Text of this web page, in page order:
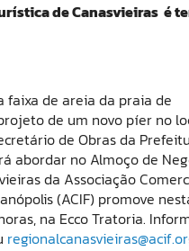
de Canasvieiras é
faixa de areia da praia de
de um novo píer no
de Obras da
abordar no Almoço de
da Associação
(ACIF) promove
na Ecco Tratoria.